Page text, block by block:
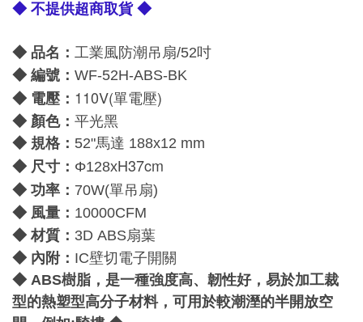
◆ 不提供超商取貨 ◆
◆ 品名： 工業風防潮吊扇/52吋
◆ 編號： WF-52H-ABS-BK
◆ 電壓： 110V(單電壓)
◆ 顏色： 平光黑
◆ 規格： 52"馬達 188x12 mm
◆ 尺寸： Φ128xH37cm
◆ 功率： 70W(單吊扇)
◆ 風量 ： 10000CFM
◆ 材質： 3D ABS扇葉
◆ 內附： IC壁切電子開關
◆ ABS樹脂，是一種強度高、韌性好，易於加工裁
型的熱塑型高分子材料，可用於較潮溼的半開放空